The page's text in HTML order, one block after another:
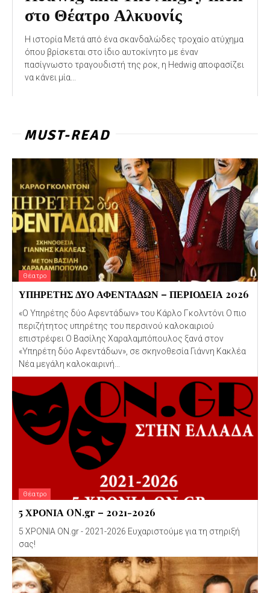
στο Θέατρο Αλκυονίς
Η ιστορία Μετά από ένα σκανδαλώδες τροχαίο ατύχημα
όπου βρίσκεται στο ίδιο αυτοκίνητο με έναν
πασίγνωστο τραγουδιστή της ροκ, η Hedwig αποφασίζει
να κάνει μία...
MUST-READ
Θέατρο
ΥΠΗΡΕΤΗΣ ΔΥΟ ΑΦΕΝΤΑΔΩΝ – ΠΕΡΙΟΔΕΙΑ 2026
«Ο Υπηρέτης δύο Αφεντάδων» του Κάρλο Γκολντόνι Ο πιο
περιζήτητος υπηρέτης του περσινού καλοκαιριού
επιστρέφει Ο Βασίλης Χαραλαμπόπουλος ξανά στον
«Υπηρέτη δύο Αφεντάδων», σε σκηνοθεσία Γιάννη Κακλέα
Νέα μεγάλη καλοκαιρινή...
Θέατρο
5 ΧΡΟΝΙΑ ON.gr – 2021-2026
5 ΧΡΟΝΙΑ ON.gr - 2021-2026 Ευχαριστούμε για τη στηριξή
σας!